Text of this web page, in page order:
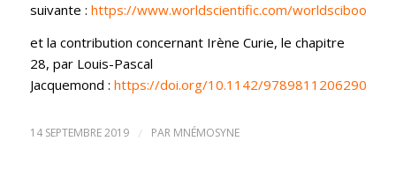
suivante : https://www.worldscientific.com/worldscibooks/
et la contribution concernant Irène Curie, le chapitre
28, par Louis-Pascal
Jacquemond : https://doi.org/10.1142/
14 SEPTEMBRE 2019 / PAR MNÉMOSYNE